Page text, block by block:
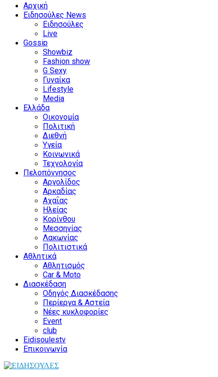
Αρχική
Ειδησούλες News
Ειδησούλες
Live
Gossip
Showbiz
Fashion show
G Sexy
Γυναίκα
Lifestyle
Media
Ελλάδα
Οικονομία
Πολιτική
Διεθνή
Υγεία
Κοινωνικά
Τεχνολογία
Πελοπόννησος
Αργολίδος
Αρκαδίας
Αχαΐας
Ηλείας
Κορίνθου
Μεσσηνίας
Λακωνίας
Πολιτιστικά
Αθλητικά
Αθλητισμός
Car & Moto
Διασκέδαση
Οδηγός Διασκέδασης
Περίεργα & Αστεία
Νέες κυκλοφορίες
Event
club
Eidisoulestv
Επικοινωνία